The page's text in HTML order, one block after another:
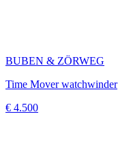
BUBEN & ZÖRWEG
Time Mover watchwinder
€ 4.500